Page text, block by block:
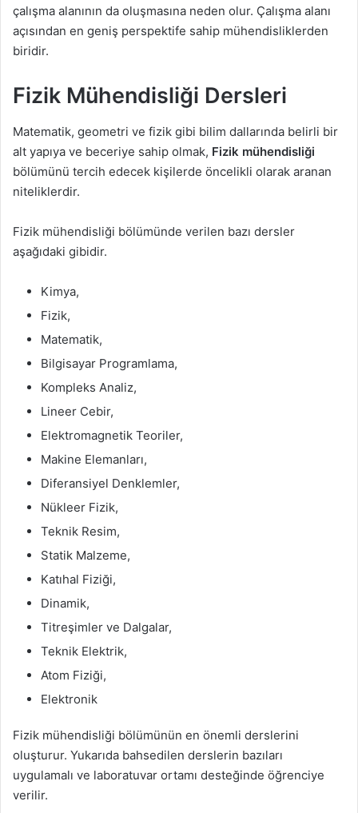
çalışma alanının da oluşmasına neden olur. Çalışma alanı
açısından en geniş perspektife sahip mühendisliklerden
biridir.
Fizik Mühendisliği Dersleri
Matematik, geometri ve fizik gibi bilim dallarında belirli bir
alt yapıya ve beceriye sahip olmak, Fizik mühendisliği
bölümünü tercih edecek kişilerde öncelikli olarak aranan
niteliklerdir.
Fizik mühendisliği bölümünde verilen bazı dersler
aşağıdaki gibidir.
Kimya,
Fizik,
Matematik,
Bilgisayar Programlama,
Kompleks Analiz,
Lineer Cebir,
Elektromagnetik Teoriler,
Makine Elemanları,
Diferansiyel Denklemler,
Nükleer Fizik,
Teknik Resim,
Statik Malzeme,
Katıhal Fiziği,
Dinamik,
Titreşimler ve Dalgalar,
Teknik Elektrik,
Atom Fiziği,
Elektronik
Fizik mühendisliği bölümünün en önemli derslerini
oluşturur. Yukarıda bahsedilen derslerin bazıları
uygulamalı ve laboratuvar ortamı desteğinde öğrenciye
verilir.